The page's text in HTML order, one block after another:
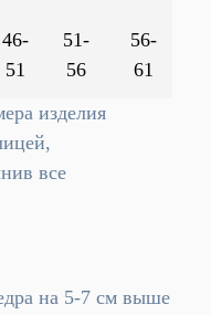
46-
51
51-
56
56-
61
изделия
все
на 5-7 см выше